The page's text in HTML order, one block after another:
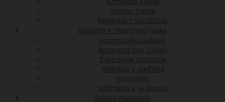
Vonios žaislai
Migdukai ir barškučiai
Kelionės ir pramogos lauke
Automobilio kėdutės
Apsaugos nuo saulės
Balansiniai dviratukai
Mokyklai ir darželiui
Nešioklės
Vežimėliai ir jų priedai
Prekės mamoms